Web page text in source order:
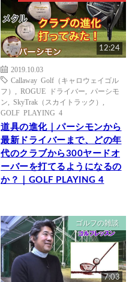
12:24
2019.10.03
Callaway Golf（キャロウェイゴル
フ）
ROGUE ドライバー
パーシモ
ン
SkyTrak（スカイトラック）
GOLF PLAYING 4
道具の進化｜パーシモンから
最新ドライバーまで、どの年
代のクラブから300ヤードオ
ーバーを打てるようになるの
か？｜GOLF PLAYING 4
ゴルフの雑談
7:03